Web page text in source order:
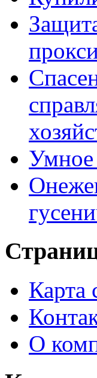
Умное
Карта
О